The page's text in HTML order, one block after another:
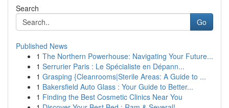
Search
Go
Published News
1 The Northern Powerhouse: Navigating Your Future...
1 Serrurier Paris : Le Spécialiste en Dépann...
1 Grasping {Cleanrooms|Sterile Areas: A Guide to ...
1 Bakersfield Auto Glass : Your Guide to Better...
1 Finding the Best Cosmetic Clinics Near You